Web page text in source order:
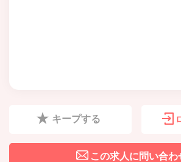
キープする
この求人に問い合わ